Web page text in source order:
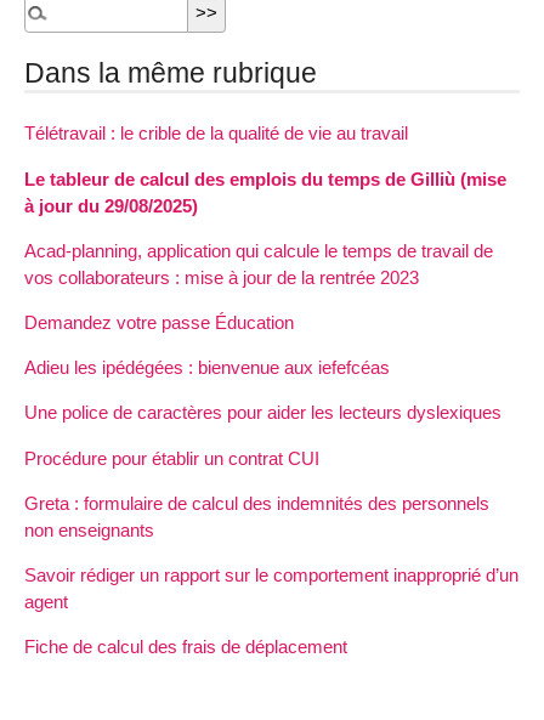
Dans la même rubrique
Télétravail : le crible de la qualité de vie au travail
Le tableur de calcul des emplois du temps de Gilliù (mise
à jour du 29/08/2025)
Acad-planning, application qui calcule le temps de travail de
vos collaborateurs : mise à jour de la rentrée 2023
Demandez votre passe Éducation
Adieu les ipédégées : bienvenue aux iefefcéas
Une police de caractères pour aider les lecteurs dyslexiques
Procédure pour établir un contrat CUI
Greta : formulaire de calcul des indemnités des personnels
non enseignants
Savoir rédiger un rapport sur le comportement inapproprié d’un
agent
Fiche de calcul des frais de déplacement